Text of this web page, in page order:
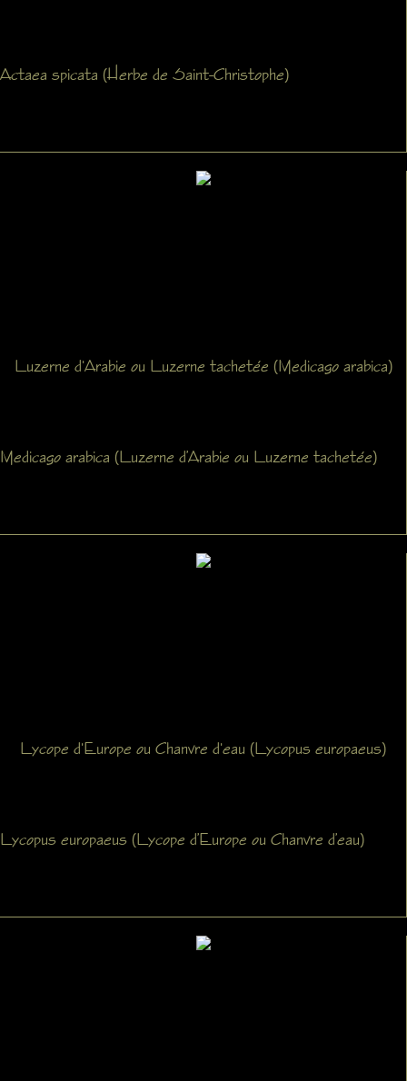
Actaea spicata (Herbe de Saint-Christophe)
Luzerne d'Arabie ou Luzerne tachetée (Medicago arabica)
Medicago arabica (Luzerne d’Arabie ou Luzerne tachetée)
Lycope d'Europe ou Chanvre d'eau (Lycopus europaeus)
Lycopus europaeus (Lycope d’Europe ou Chanvre d’eau)